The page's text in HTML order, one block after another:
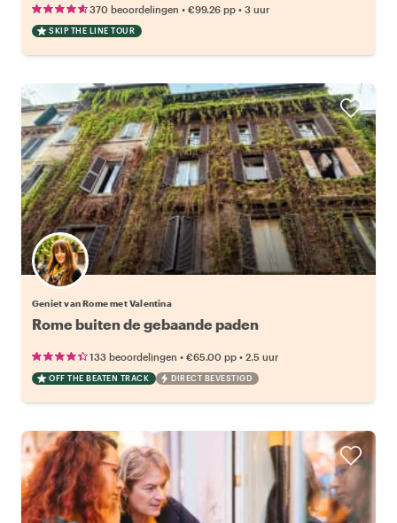
370 beoordelingen • €99.26 pp • 3 uur
SKIP THE LINE TOUR
Geniet van Rome met Valentina
Rome buiten de gebaande paden
133 beoordelingen • €65.00 pp • 2.5 uur
OFF THE BEATEN TRACK DIRECT BEVESTIGD